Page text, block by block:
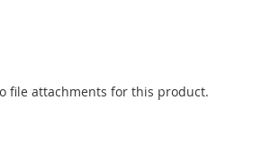
file attachments for this product.